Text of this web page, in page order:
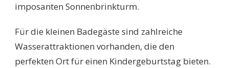
imposanten Sonnenbrinkturm.
Für die kleinen Badegäste sind zahlreiche
Wasserattraktionen vorhanden, die den
perfekten Ort für einen Kindergeburtstag bieten.